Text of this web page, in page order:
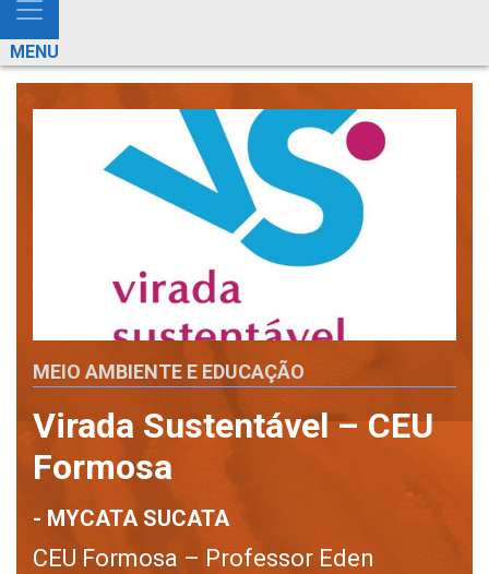
Busca
de
informações
de
informações
e
Esconde
Menu
MENU
MEIO AMBIENTE E EDUCAÇÃO
Virada Sustentável – CEU
Formosa
- MYCATA SUCATA
CEU Formosa – Professor Eden